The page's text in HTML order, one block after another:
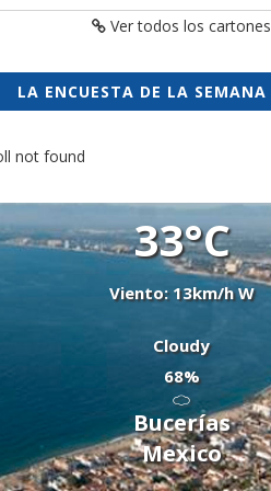
Ver todos los cartones
LA ENCUESTA DE LA SEMANA
not found
33°C
Viento: 13km/h W
Cloudy
68%
Bucerías
Mexico